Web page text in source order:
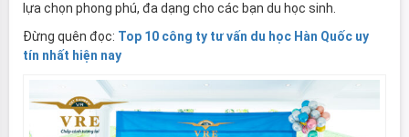
lựa chọn phong phú, đa dạng cho các bạn du học sinh.
Đừng quên đọc: Top 10 công ty tư vấn du học Hàn Quốc uy
tín nhất hiện nay